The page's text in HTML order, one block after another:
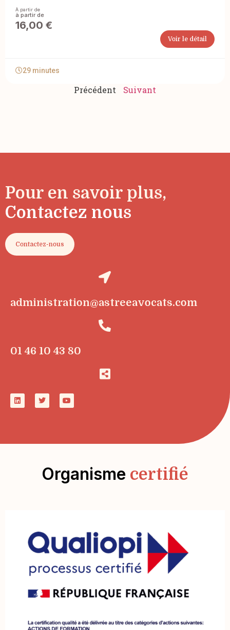
À partir de
16,00 €
Voir le détail
29 minutes
Précédent Suivant
Pour en savoir plus,
Contactez nous
Contactez-nous
administration@astreeavocats.com
01 46 10 43 80
Organisme certifié